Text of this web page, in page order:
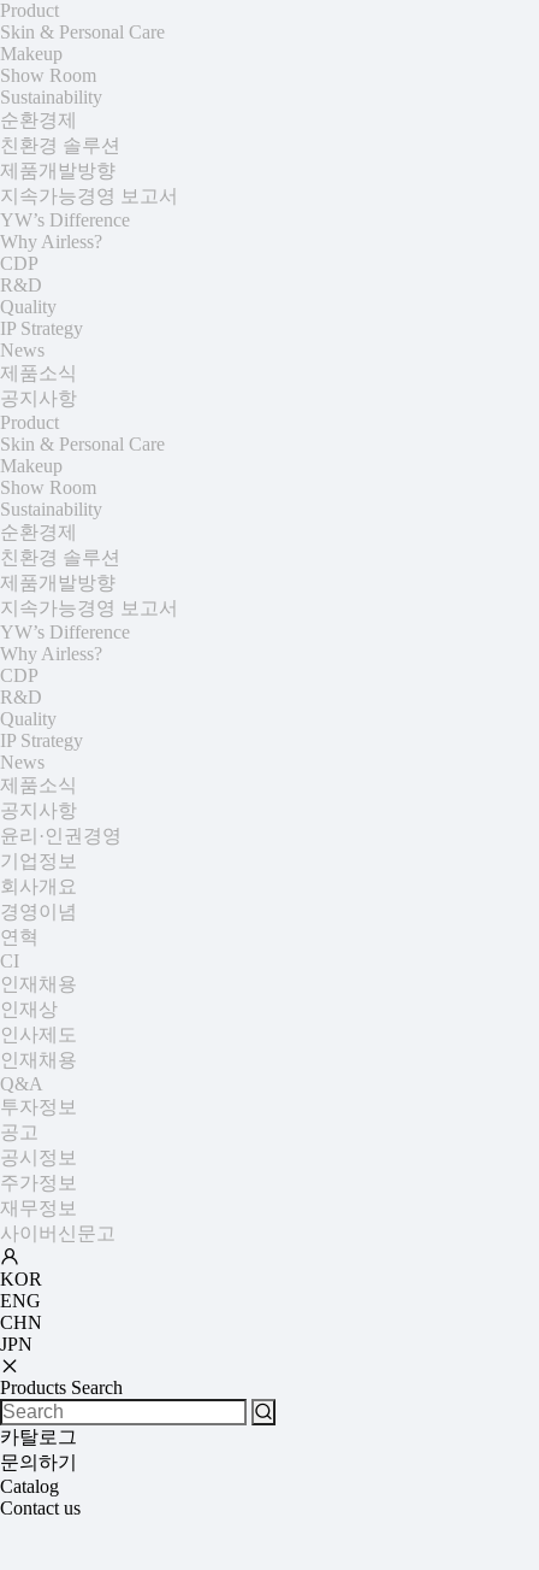
Product
Skin & Personal Care
Makeup
Show Room
Sustainability
순환경제
친환경 솔루션
제품개발방향
지속가능경영 보고서
YW’s Difference
Why Airless?
CDP
R&D
Quality
IP Strategy
News
제품소식
공지사항
Product
Skin & Personal Care
Makeup
Show Room
Sustainability
순환경제
친환경 솔루션
제품개발방향
지속가능경영 보고서
YW’s Difference
Why Airless?
CDP
R&D
Quality
IP Strategy
News
제품소식
공지사항
윤리·인권경영
기업정보
회사개요
경영이념
연혁
CI
인재채용
인재상
인사제도
인재채용
Q&A
투자정보
공고
공시정보
주가정보
재무정보
사이버신문고
KOR
ENG
CHN
JPN
Products Search
카탈로그
문의하기
Catalog
Contact us